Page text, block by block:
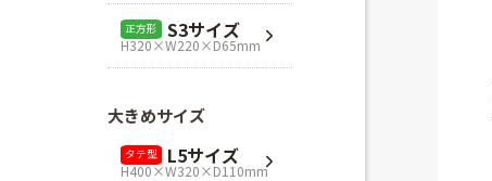
L1サイズ
H240×W320×D110mm
正方形 Mスクエア
H280×W280×D80mm
正方形 S3サイズ
H320×W220×D65mm
大きめサイズ
タテ型 L5サイズ
H400×W320×D110mm